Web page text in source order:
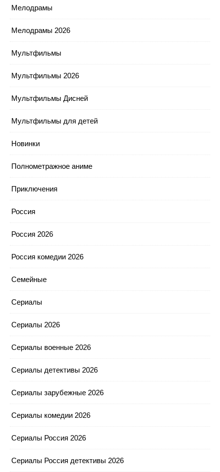
Мелодрамы
Мелодрамы 2026
Мультфильмы
Мультфильмы 2026
Мультфильмы Дисней
Мультфильмы для детей
Новинки
Полнометражное аниме
Приключения
Россия
Россия 2026
Россия комедии 2026
Семейные
Сериалы
Сериалы 2026
Сериалы военные 2026
Сериалы детективы 2026
Сериалы зарубежные 2026
Сериалы комедии 2026
Сериалы Россия 2026
Сериалы Россия детективы 2026